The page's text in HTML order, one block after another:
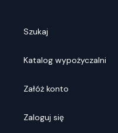
Szukaj
Katalog wypożyczalni
Załóż konto
Zaloguj się